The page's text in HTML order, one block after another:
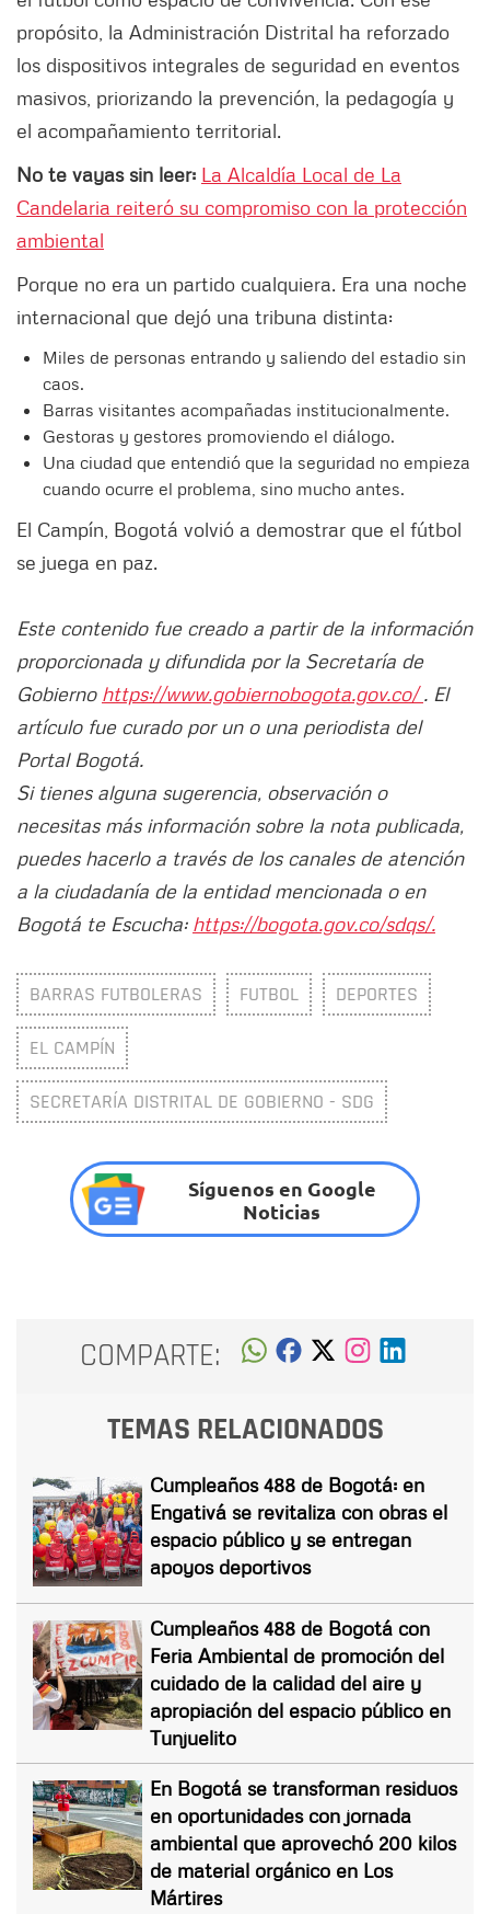
propósito, la Administración Distrital ha reforzado
los dispositivos integrales de seguridad en eventos
masivos, priorizando la prevención, la pedagogía y
el acompañamiento territorial.
No te vayas sin leer: La Alcaldía Local de La
Candelaria reiteró su compromiso con la protección
ambiental
Porque no era un partido cualquiera. Era una noche
internacional que dejó una tribuna distinta:
Miles de personas entrando y saliendo del estadio sin
caos.
Barras visitantes acompañadas institucionalmente.
Gestoras y gestores promoviendo el diálogo.
Una ciudad que entendió que la seguridad no empieza
cuando ocurre el problema, sino mucho antes.
El Campín, Bogotá volvió a demostrar que el fútbol
se juega en paz.
Este contenido fue creado a partir de la información
proporcionada y difundida por la Secretaría de
Gobierno https://www.gobiernobogota.gov.co/. El
artículo fue curado por un o una periodista del
Portal Bogotá.
Si tienes alguna sugerencia, observación o
necesitas más información sobre la nota publicada,
puedes hacerlo a través de los canales de atención
a la ciudadanía de la entidad mencionada o en
Bogotá te Escucha: https://bogota.gov.co/sdqs/.
BARRAS FUTBOLERAS FUTBOL DEPORTES
EL CAMPÍN
SECRETARÍA DISTRITAL DE GOBIERNO - SDG
Síguenos en Google
Noticias
COMPARTE:
TEMAS RELACIONADOS
Cumpleaños 488 de Bogotá: en
Engativá se revitaliza con obras el
espacio público y se entregan
apoyos deportivos
Cumpleaños 488 de Bogotá con
Feria Ambiental de promoción del
cuidado de la calidad del aire y
apropiación del espacio público en
Tunjuelito
En Bogotá se transforman residuos
en oportunidades con jornada
ambiental que aprovechó 200 kilos
de material orgánico en Los
Mártires